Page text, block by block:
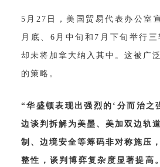
5月27日，美国贸易代表办公室
月底、6月中旬和7月下旬举行
却未将加拿大纳入其中。这被广
的策略。
“华盛顿表现出强烈的‘分而治之
边谈判拆解为美墨、美加双边轨
制、边境安全等筹码非对称施压
整性，谈判博弈复杂度显著提高